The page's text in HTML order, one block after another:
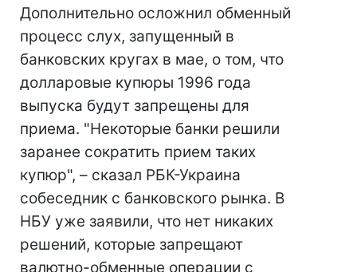
Дополнительно осложнил обменный
процесс слух, запущенный в
банковских кругах в мае, о том, что
долларовые купюры 1996 года
выпуска будут запрещены для
приема. "Некоторые банки решили
заранее сократить прием таких
купюр", – сказал РБК-Украина
собеседник с банковского рынка. В
НБУ уже заявили, что нет никаких
решений, которые запрещают
валютно-обменные операции с